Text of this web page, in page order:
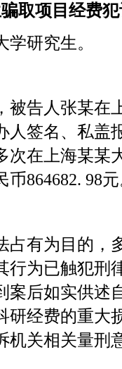
骗取项目经费
研究生。
被告人张某在
人签名、私盖
次在上海某某
币864682. 98
占有为目的，
行为已触犯刑
案后如实供述
研经费的重大
机关相关量刑